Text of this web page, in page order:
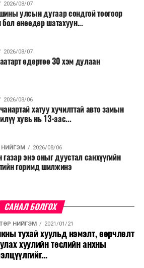
2026/08/07
улсын дугаар сондгой тоогоор
бол өнөөдөр шатахуун...
2026/08/07
өдөртөө 30 хэм дулаан
2026/08/06
хатуу хучилттай авто замын
хувь нь 13-аас...
2026/08/06
газар энэ оныг дуустал санхүүгийн
горимд шилжинэ
САНАЛ БОЛГОХ
НИЙГЭМ 2021/01/21
тухай хуульд нэмэлт, өөрчлөлт
хуулийн төслийн анхны